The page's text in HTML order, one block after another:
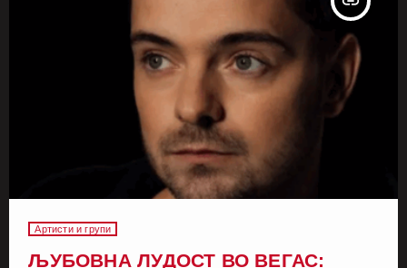
Артисти и групи
ЉУБОВНА ЛУДОСТ ВО ВЕГАС: